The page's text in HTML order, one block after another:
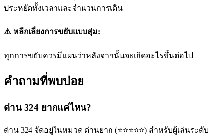
ประหยัดทั้งเวลาและจำนวนการเดิน
⚠️ หลีกเลี่ยงการขยับแบบสุ่ม:
ทุกการขยับควรมีแผนว่าหลังจากนั้นจะเกิดอะไรขึ้นต่อไป
คำถามที่พบบ่อย
ด่าน 324 ยากแค่ไหน?
ด่าน 324 จัดอยู่ในหมวด ด่านยาก (⭐⭐⭐⭐⭐) สำหรับผู้เล่นระดับ